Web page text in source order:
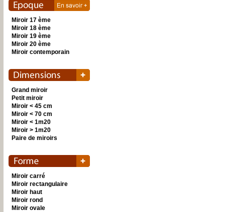
Miroir 17 ème
Miroir 18 ème
Miroir 19 ème
Miroir 20 ème
Miroir contemporain
Grand miroir
Petit miroir
Miroir < 45 cm
Miroir < 70 cm
Miroir < 1m20
Miroir > 1m20
Paire de miroirs
Miroir carré
Miroir rectangulaire
Miroir haut
Miroir rond
Miroir ovale